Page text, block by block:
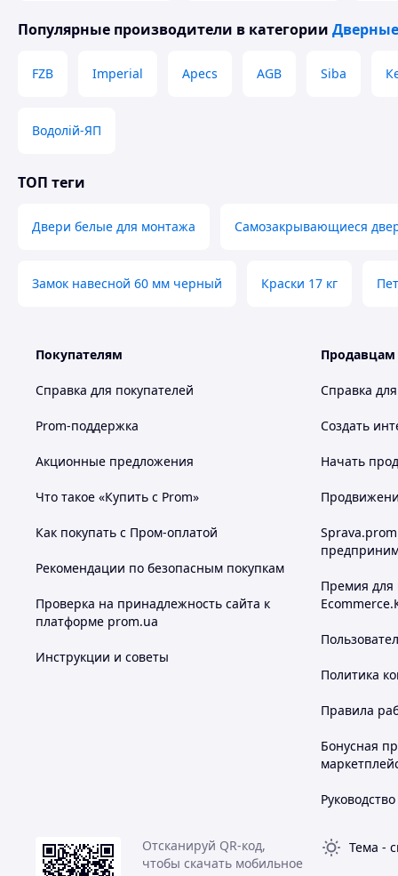
Популярные производители в категории
FZB Imperial Apecs AGB Siba
Водолій-ЯП
ТОП теги
Двери белые для монтажа Самозакрывающиеся
Замок навесной 60 мм черный Краски 17 кг
Покупателям
Справка для покупателей
Prom-поддержка
Акционные предложения
Что такое «Купить с Prom»
Как покупать с Пром-оплатой
Рекомендации по безопасным покупкам
Проверка на принадлежность сайта к
платформе prom.ua
Инструкции и советы
Продавцам
Справка
Создать
Начать
Премия для
Политика
Правила
Бонусная
Отсканируй QR-код,
чтобы скачать мобильное
Тема -